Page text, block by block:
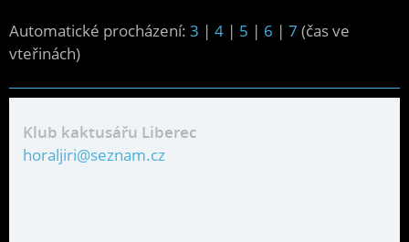
Automatické procházení: 3 | 4 | 5 | 6 | 7 (čas ve
vteřinách)
Klub kaktusářu Liberec
horaljiri@seznam.cz